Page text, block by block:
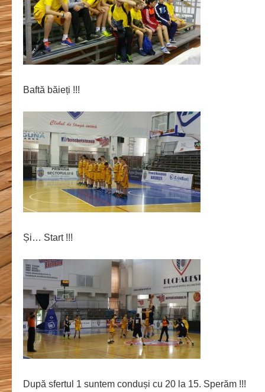
Baftă băieți !!!
Și… Start !!!
După sfertul 1 suntem conduși cu 20 la 15. Sperăm !!!